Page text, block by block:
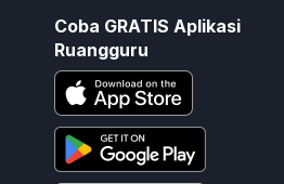
Coba GRATIS Aplikasi
Ruangguru